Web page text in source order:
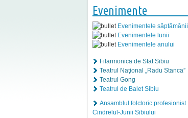
Evenimente
Evenimentele săptămânii
Evenimentele lunii
Evenimentele anului
Filarmonica de Stat Sibiu
Teatrul Naţional „Radu Stanca”
Teatrul Gong
Teatrul de Balet Sibiu
Ansamblul folcloric profesionist
Cindrelul-Junii Sibiului